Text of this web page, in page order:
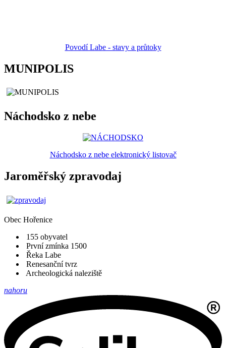
Povodí Labe - stavy a průtoky
MUNIPOLIS
Náchodsko z nebe
Náchodsko z nebe elektronický listovač
Jaroměřský zpravodaj
Obec Hořenice
155 obyvatel
První zmínka 1500
Řeka Labe
Renesanční tvrz
Archeologická naleziště
nahoru